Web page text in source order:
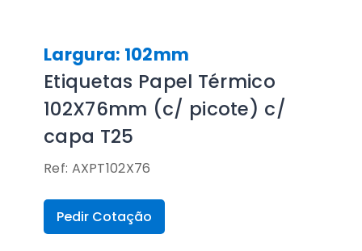
Largura: 102mm
Etiquetas Papel Térmico
102X76mm (c/ picote) c/
capa T25
Ref: AXPT102X76
Pedir Cotação